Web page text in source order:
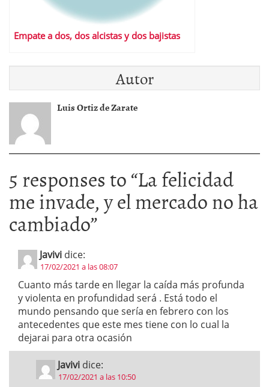
Empate a dos, dos alcistas y dos bajistas
Autor
Luis Ortiz de Zarate
5 responses to “La felicidad
me invade, y el mercado no ha
cambiado”
Javivi dice:
17/02/2021 a las 08:07
Cuanto más tarde en llegar la caída más profunda
y violenta en profundidad será . Está todo el
mundo pensando que sería en febrero con los
antecedentes que este mes tiene con lo cual la
dejarai para otra ocasión
Javivi dice:
17/02/2021 a las 10:50